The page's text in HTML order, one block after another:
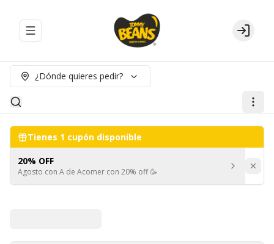
Abrir menu de navegación Login
¿Dónde quieres pedir?
Tienes 1 cupón disponible
20% OFF
Agosto con A de Acomer con 20% off 🥳